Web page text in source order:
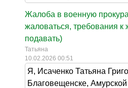
Жалоба в военную
жаловаться, требования к
подавать)
Татьяна
10.02.2026 00:51
Я, Исаченко Татьяна
Благовещенске,